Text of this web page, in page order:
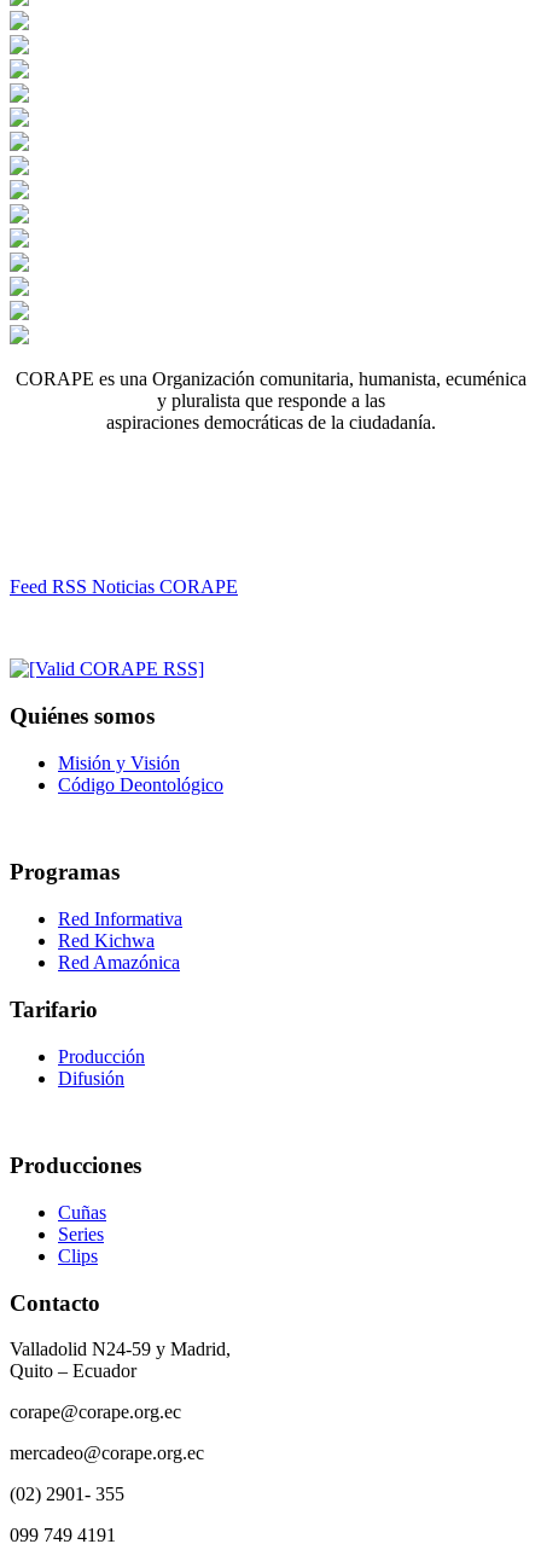
CORAPE es una Organización comunitaria, humanista, ecuménica
y pluralista que responde a las
aspiraciones democráticas de la ciudadanía.
Feed RSS Noticias CORAPE
Quiénes somos
Misión y Visión
Código Deontológico
Programas
Red Informativa
Red Kichwa
Red Amazónica
Tarifario
Producción
Difusión
Producciones
Cuñas
Series
Clips
Contacto
Valladolid N24-59 y Madrid,
Quito – Ecuador
corape@corape.org.ec
mercadeo@corape.org.ec
(02) 2901- 355
099 749 4191